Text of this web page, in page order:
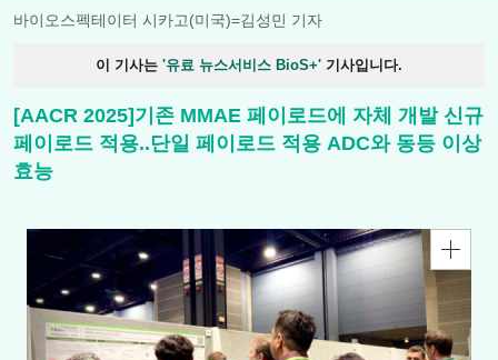
바이오스펙테이터 시카고(미국)=김성민 기자
이 기사는 '유료 뉴스서비스 BioS+' 기사입니다.
[AACR 2025]기존 MMAE 페이로드에 자체 개발 신규
페이로드 적용..단일 페이로드 적용 ADC와 동등 이상
효능